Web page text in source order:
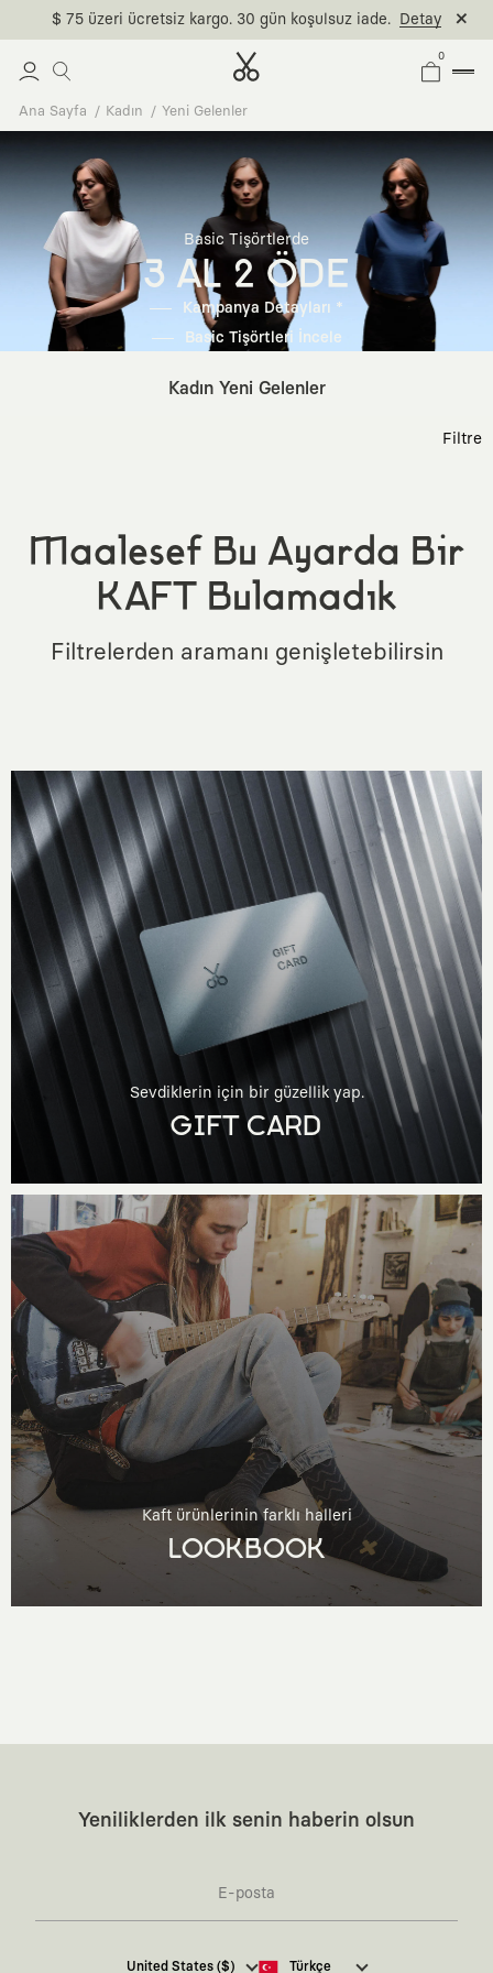
$ 75 üzeri ücretsiz kargo. 30 gün koşulsuz iade. Detay
0
Ana Sayfa Kadın Yeni Gelenler
Basic Tişörtlerde
3 AL 2 ÖDE
Kampanya Detayları *
Basic Tişörtleri İncele
Kadın Yeni Gelenler
Filtre
Maalesef Bu Ayarda Bir
KAFT Bulamadık
Filtrelerden aramanı genişletebilirsin
Sevdiklerin için bir güzellik yap.
GIFT CARD
Kaft ürünlerinin farklı halleri
LOOKBOOK
Yeniliklerden ilk senin haberin olsun
Kaft Tasarım Tekstil Sanayi ve Ticaret Anonim
United States ($) Türkçe